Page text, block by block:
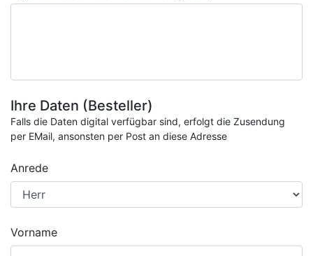
Ihre Daten (Besteller)
Falls die Daten digital verfügbar sind, erfolgt die Zusendung
per EMail, ansonsten per Post an diese Adresse
Anrede
Vorname